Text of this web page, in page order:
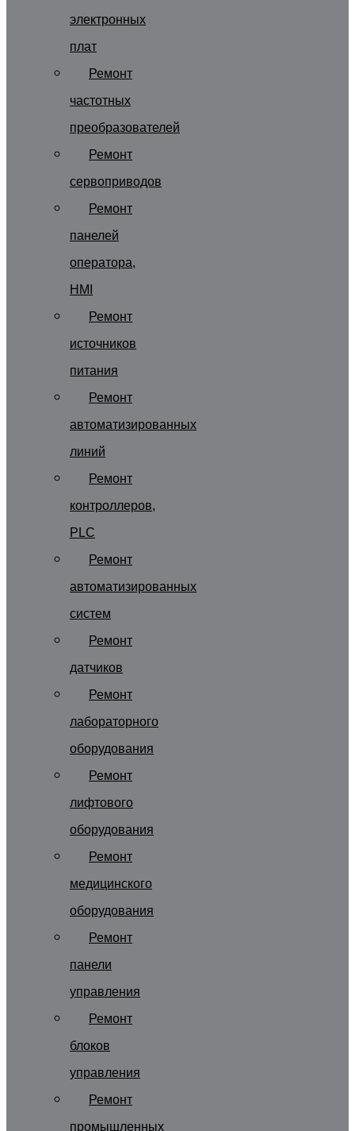
электронных
плат
Ремонт
частотных
преобразователей
Ремонт
сервоприводов
Ремонт
панелей
оператора,
HMI
Ремонт
источников
питания
Ремонт
автоматизированных
линий
Ремонт
контроллеров,
PLC
Ремонт
автоматизированных
систем
Ремонт
датчиков
Ремонт
лабораторного
оборудования
Ремонт
лифтового
оборудования
Ремонт
медицинского
оборудования
Ремонт
панели
управления
Ремонт
блоков
управления
Ремонт
промышленных